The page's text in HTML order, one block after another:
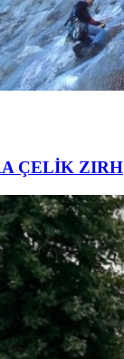
ÇELİK ZIRH